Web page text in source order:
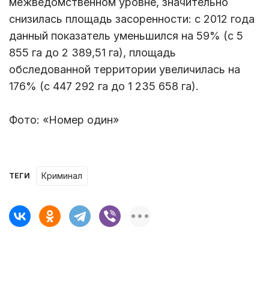
снизилась площадь засоренности: с 2012 года
данный показатель уменьшился на 59% (с 5
855 га до 2 389,51 га), площадь
обследованной территории увеличилась на
176% (с 447 292 га до 1 235 658 га).
Фото: «Номер один»
ТЕГИ Криминал